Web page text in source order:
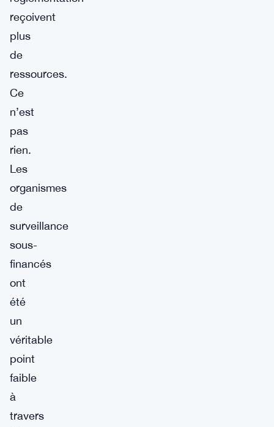
reçoivent
plus
de
ressources.
Ce
n’est
pas
rien.
Les
organismes
de
surveillance
sous-
financés
ont
été
un
véritable
point
faible
à
travers